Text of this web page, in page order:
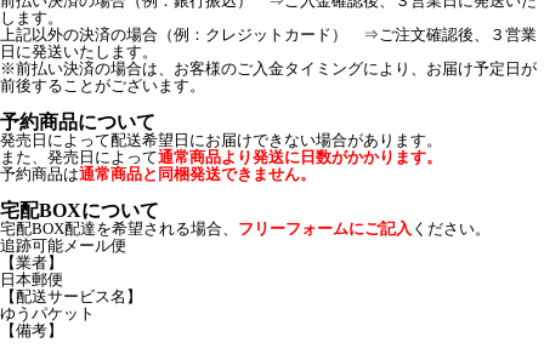
します。
上記以外の決済の場合（例：クレジットカード） ⇒ご注文確認後、３営業
日に発送いたします。
※前払い決済の場合は、お客様のご入金タイミングにより、お届け予定日が
前後することがございます。
予約商品について
発売日によって配送希望日にお届けできない場合があります。
また、発売日によって通常商品より発送に日数がかかります。
予約商品は通常商品と同梱発送できません。
宅配BOXについて
宅配BOX配達を希望される場合、 フリーフォームにご記入 ください。
追跡可能メール便
【業者】
日本郵便
【配送サービス名】
ゆうパケット
【備考】